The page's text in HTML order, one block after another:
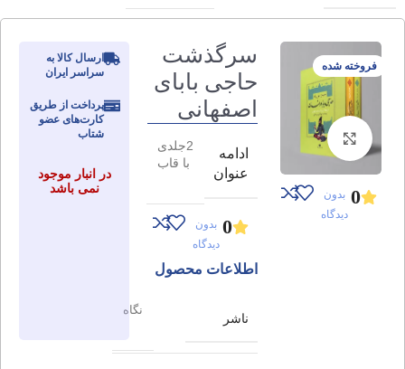
فروخته شده
برای بزرگنمایی کلیک کنید
0 بدون
دیدگاه
سرگذشت
حاجی بابای
اصفهانی
ادامه
عنوان
2جلدی
با قاب
0 بدون
دیدگاه
اطلاعات محصول
ناشر
نگاه
ارسال کالا به
سراسر ایران
پرداخت از طریق
کارت‌های عضو
شتاب
در انبار موجود
نمی باشد